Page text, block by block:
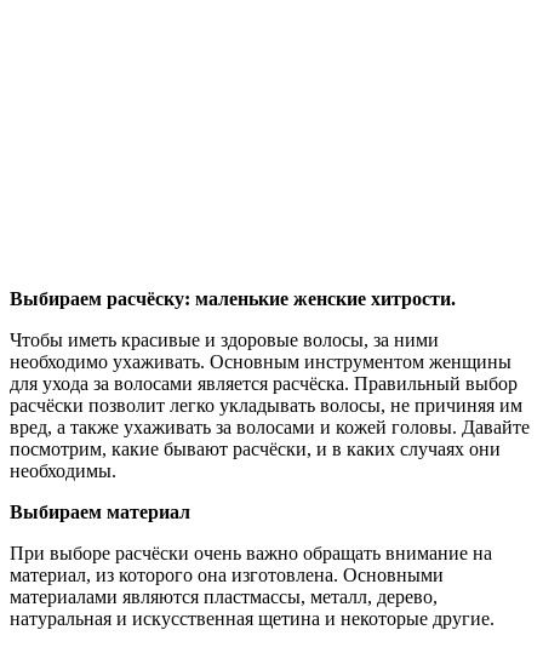
Выбираем расчёску: маленькие женские хитрости.
Чтобы иметь красивые и здоровые волосы, за ними
необходимо ухаживать. Основным инструментом женщины
для ухода за волосами является расчёска. Правильный выбор
расчёски позволит легко укладывать волосы, не причиняя им
вред, а также ухаживать за волосами и кожей головы. Давайте
посмотрим, какие бывают расчёски, и в каких случаях они
необходимы.
Выбираем материал
При выборе расчёски очень важно обращать внимание на
материал, из которого она изготовлена. Основными
материалами являются пластмассы, металл, дерево,
натуральная и искусственная щетина и некоторые другие.